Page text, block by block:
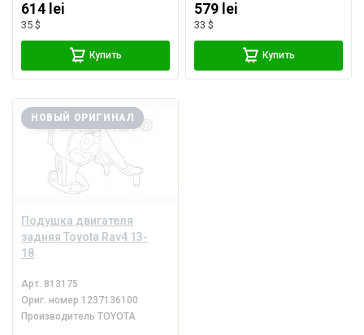
614 lei
35 $
Купить
579 lei
33 $
Купить
Подушка двигателя
задняя Toyota Rav4 13-
18
НОВЫЙ ОРИГИНАЛ
Арт. 813175
Ориг. номер 1237136100
ПроизводительTOYOTA